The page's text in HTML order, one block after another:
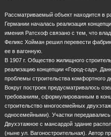
Рассматриваемый объект находится в
Германии началась реализация
имения Ратсхоф связано с тем, что
Феликс Хойман решил перевести
ее в вагонную.
В 1907 г. Общество жилищного
реализацию концепции «Город-сад».
проблемы строительства комфортного
Вокруг построек предусматривалось
требованиям, сформулированным в
строительство многосемейных
односемейными). Участки
Двухэтажное с мансардой здание
(ныне ул. Вагоностроительная). Автор